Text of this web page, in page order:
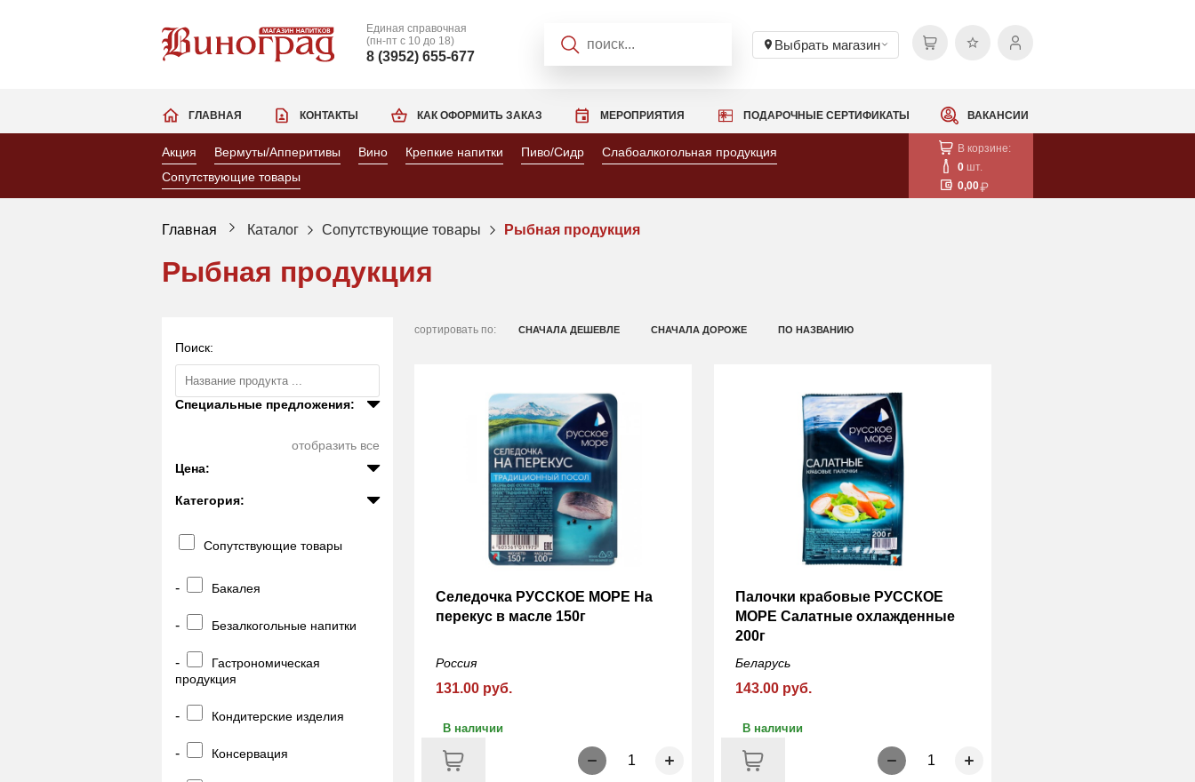
Единая справочная
(пн-пт с 10 до 18)
8 (3952) 655-677
Выбрать магазин
КАК ОФОРМИТЬ ЗАКАЗ МЕРОПРИЯТИЯ ПОДАРОЧНЫЕ СЕРТИФИКАТЫ ВАКАНСИИ
ГЛАВНАЯ КОНТАКТЫ
Акция Вермуты/Апперитивы Вино Крепкие напитки Пиво/Сидр
Слабоалкогольная продукция
Сопутствующие товары
В корзине:
0 шт.
0,00
Главная Каталог Сопутствующие товары Рыбная продукция
Рыбная продукция
Поиск:
Специальные предложения:
отобразить все
Цена:
Категория:
Сопутствующие товары
- Бакалея
- Безалкогольные напитки
-
Гастрономическая
продукция
- Кондитерские изделия
- Консервация
сортировать по: СНАЧАЛА ДЕШЕВЛЕ СНАЧАЛА ДОРОЖЕ ПО НАЗВАНИЮ
Селедочка РУССКОЕ МОРЕ На
перекус в масле 150г
Россия
131.00 руб.
В наличии
1
Палочки крабовые РУССКОЕ
МОРЕ Салатные охлажденные
200г
Беларусь
143.00 руб.
В наличии
1